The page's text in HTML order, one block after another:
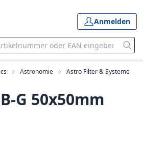
Anmelden
Astronomie Astro Filter & Systeme
G 50x50mm